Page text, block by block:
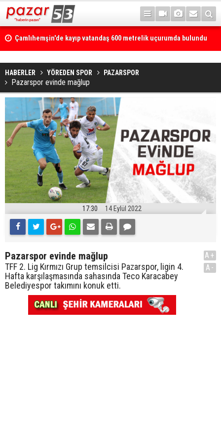
Çamlıhemşin'de kayıp vatandaş 600 metrelik uçurumda bulundu
HABERLER YÖREDEN SPOR PAZARSPOR
Pazarspor evinde mağlup
17:30 14 Eylül 2022
Pazarspor evinde mağlup
TFF 2. Lig Kırmızı Grup temsilcisi Pazarspor, ligin 4.
Hafta karşılaşmasında sahasında Teco Karacabey
Belediyespor takımını konuk etti.
A+
A-